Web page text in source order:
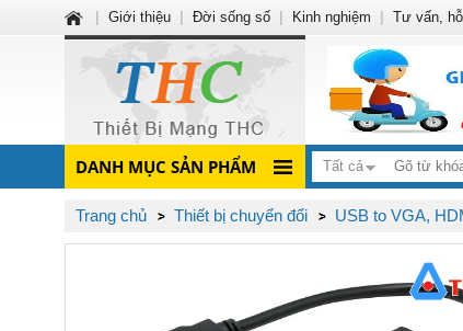
DANH MỤC SẢN PHẨM Tất cả
Trang chủ Thiết bị chuyển đổi USB to VGA,
Giới thiệu Đời sống số Kinh nghiệm Tư vấn,